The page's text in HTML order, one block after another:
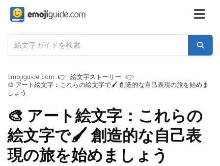
☰
Emojiguide.com
絵文字ストーリー
🎨 アート絵文字：これらの絵文字で🖌 創造的な自己表現の旅を始めま
しょう
🎨 アート絵文字：これらの
絵文字で🖌 創造的な自己表
現の旅を始めましょう